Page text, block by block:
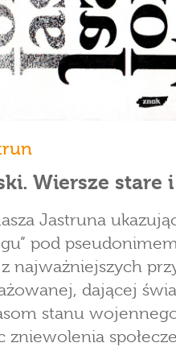
Wiersze stare
Jastruna
pod
najważniejszych
dającej
stanu
zniewolenia